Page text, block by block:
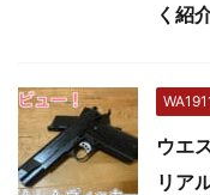
く紹
ウエ
リア